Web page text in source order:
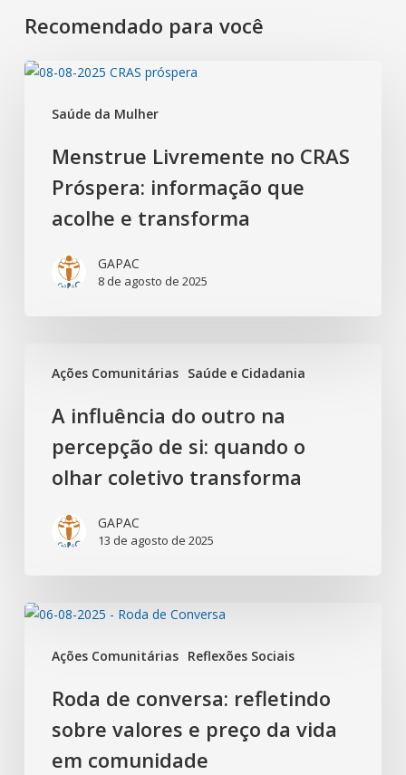
Recomendado para você
Saúde da Mulher
Menstrue Livremente no CRAS
Próspera: informação que
acolhe e transforma
GAPAC
8 de agosto de 2025
Ações Comunitárias Saúde e Cidadania
A influência do outro na
percepção de si: quando o
olhar coletivo transforma
GAPAC
13 de agosto de 2025
Ações Comunitárias Reflexões Sociais
Roda de conversa: refletindo
sobre valores e preço da vida
em comunidade